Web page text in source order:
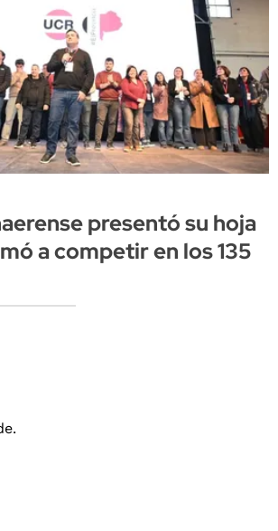
presentó su hoja
a competir en los 135